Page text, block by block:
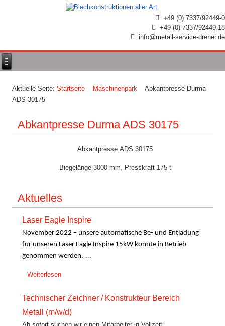
+49 (0) 7337/92449-0
+49 (0) 7337/92449-18
info@metall-service-dreher.de
Aktuelle Seite:Startseite Maschinenpark
Abkantpresse Durma
ADS 30175
Abkantpresse Durma ADS 30175
Abkantpresse ADS 30175
Biegelänge 3000 mm, Presskraft 175 t
Aktuelles
Laser Eagle Inspire
November 2022 – unsere automatische Be- und Entladung
für unseren Laser Eagle Inspire 15kW konnte in Betrieb
genommen werden. ...
Weiterlesen
Technischer Zeichner / Konstrukteur Bereich
Metall (m/w/d)